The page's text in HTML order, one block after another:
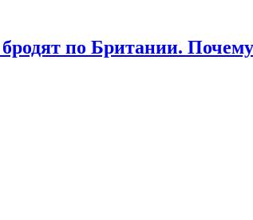
по Британии.